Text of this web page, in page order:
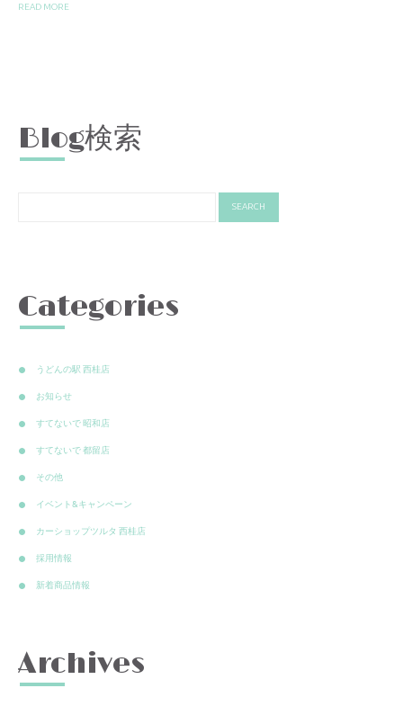
READ MORE
Blog検索
Categories
うどんの駅 西桂店
お知らせ
すてないで 昭和店
すてないで 都留店
その他
イベント&キャンペーン
カーショップツルタ 西桂店
採用情報
新着商品情報
Archives